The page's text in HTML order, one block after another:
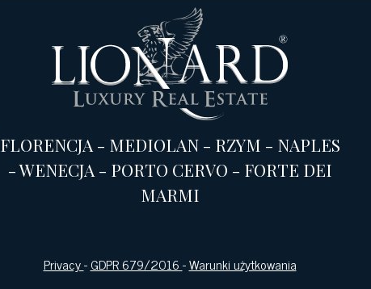
FLORENCJA - MEDIOLAN- RZYM - NAPLES
-WENECJA - PORTO CERVO - FORTE DEI
MARMI
Privacy-GDPR 679/2016-Warunki użytkowania